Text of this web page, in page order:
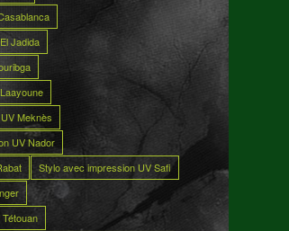
Jadida
Meknès
UV Nador
Stylo avec impression UV Safi